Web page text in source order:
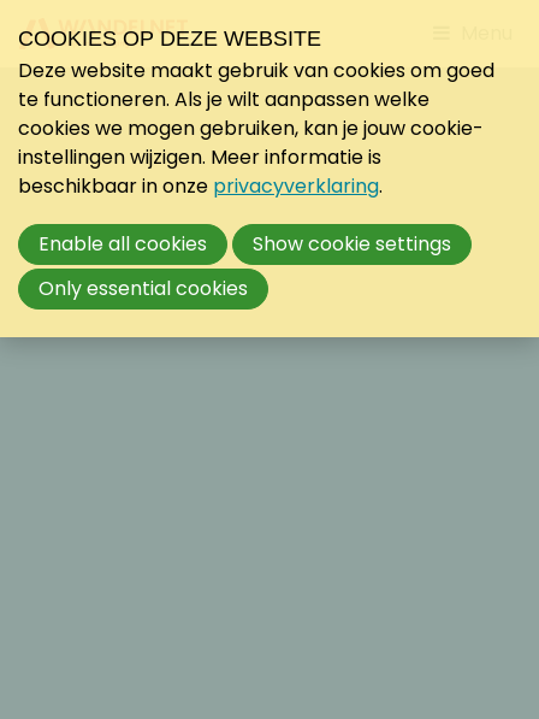
to
COOKIES OP DEZE WEBSITE
Deze website maakt gebruik van cookies om goed
te functioneren. Als je wilt aanpassen welke
cookies we mogen gebruiken, kan je jouw cookie-
instellingen wijzigen. Meer informatie is
beschikbaar in onze privacyverklaring.
Enable all cookies
Show cookie settings
Only essential cookies